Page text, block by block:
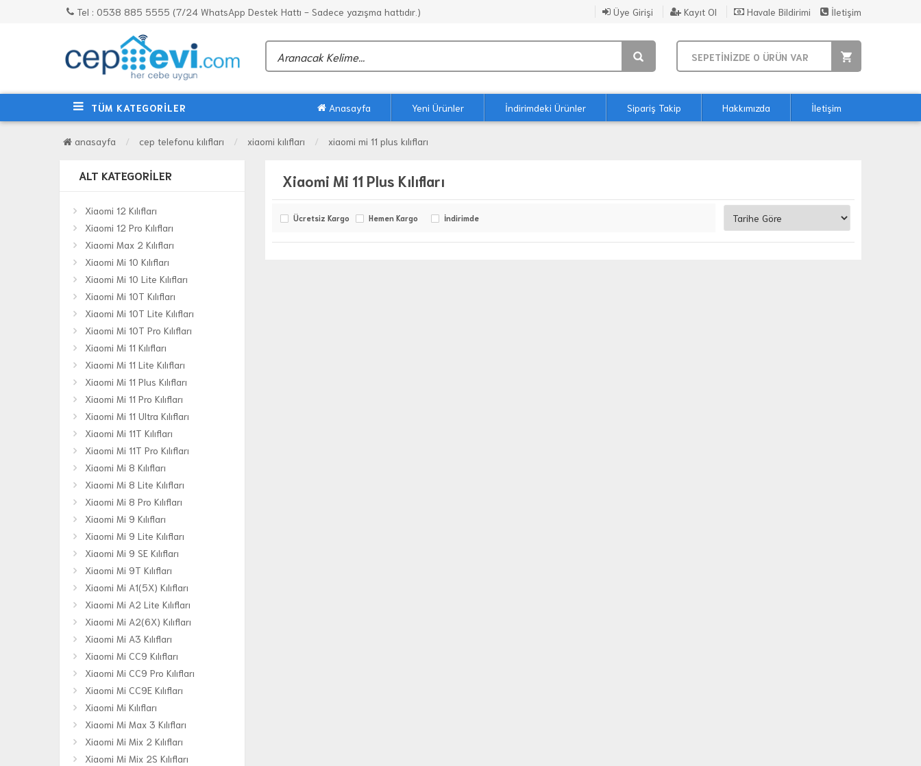
Tel : 0538 885 5555 (7/24 WhatsApp Destek Hattı - Sadece yazışma hattıdır.) Üye Girişi Kayıt Ol Havale Bildirimi İletişim
SEPETİNİZDE 0 ÜRÜN VAR
TÜM KATEGORİLER Anasayfa Yeni Ürünler İndirimdeki Ürünler Sipariş Takip Hakkımızda İletişim
anasayfa cep telefonu kılıfları xiaomi kılıfları xiaomi mi 11 plus kılıfları
ALT KATEGORILER
Xiaomi 12 Kılıfları
Xiaomi 12 Pro Kılıfları
Xiaomi Max 2 Kılıfları
Xiaomi Mi 10 Kılıfları
Xiaomi Mi 10 Lite Kılıfları
Xiaomi Mi 10T Kılıfları
Xiaomi Mi 10T Lite Kılıfları
Xiaomi Mi 10T Pro Kılıfları
Xiaomi Mi 11 Kılıfları
Xiaomi Mi 11 Lite Kılıfları
Xiaomi Mi 11 Plus Kılıfları
Xiaomi Mi 11 Pro Kılıfları
Xiaomi Mi 11 Ultra Kılıfları
Xiaomi Mi 11T Kılıfları
Xiaomi Mi 11T Pro Kılıfları
Xiaomi Mi 8 Kılıfları
Xiaomi Mi 8 Lite Kılıfları
Xiaomi Mi 8 Pro Kılıfları
Xiaomi Mi 9 Kılıfları
Xiaomi Mi 9 Lite Kılıfları
Xiaomi Mi 9 SE Kılıfları
Xiaomi Mi 9T Kılıfları
Xiaomi Mi A1(5X) Kılıfları
Xiaomi Mi A2 Lite Kılıfları
Xiaomi Mi A2(6X) Kılıfları
Xiaomi Mi A3 Kılıfları
Xiaomi Mi CC9 Kılıfları
Xiaomi Mi CC9 Pro Kılıfları
Xiaomi Mi CC9E Kılıfları
Xiaomi Mi Kılıfları
Xiaomi Mi Max 3 Kılıfları
Xiaomi Mi Mix 2 Kılıfları
Xiaomi Mi Mix 2S Kılıfları
Xiaomi Mi 11 Plus Kılıfları
Ücretsiz Kargo Hemen Kargo İndirimde